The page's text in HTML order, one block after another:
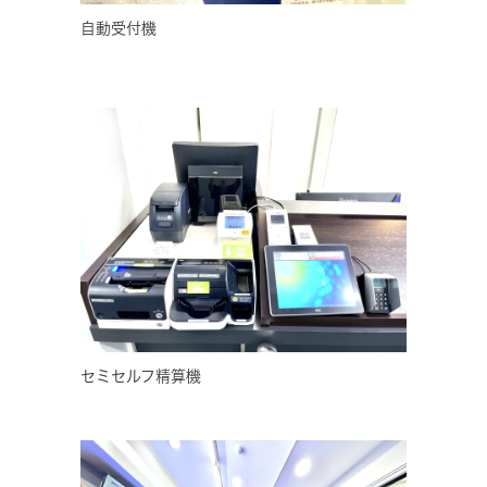
自動受付機
セミセルフ精算機